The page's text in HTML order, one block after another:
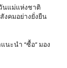
นแม่แห่งชาติ
งคมอย่างยั่งยืน
นะนำ “ซื้อ” มอง